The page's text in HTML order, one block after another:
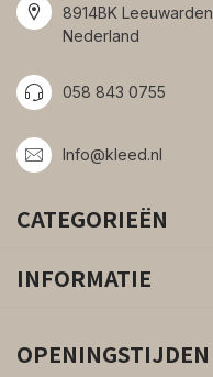
8914BK Leeuwarden
Nederland
058 843 0755
Info@kleed.nl
CATEGORIEËN
INFORMATIE
OPENINGSTIJDEN